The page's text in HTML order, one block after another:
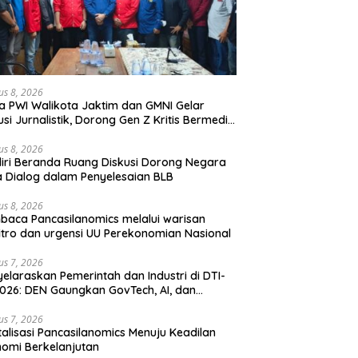
8, 2026
PWI Walikota Jaktim dan GMNI Gelar
Jurnalistik, Dorong Gen Z Kritis Bermedia
8, 2026
Beranda Ruang Diskusi Dorong Negara
Dialog dalam Penyelesaian BLB
8, 2026
Pancasilanomics melalui warisan
dan urgensi UU Perekonomian Nasional
7, 2026
Pemerintah dan Industri di DTI-
DEN Gaungkan GovTech, AI, dan
7, 2026
Pancasilanomics Menuju Keadilan
Berkelanjutan